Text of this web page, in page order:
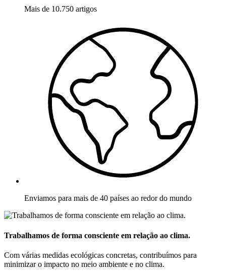
Mais de 10.750 artigos
Enviamos para mais de 40 países ao redor do mundo
Trabalhamos de forma consciente em relação ao clima.
Com várias medidas ecológicas concretas, contribuímos para
minimizar o impacto no meio ambiente e no clima.